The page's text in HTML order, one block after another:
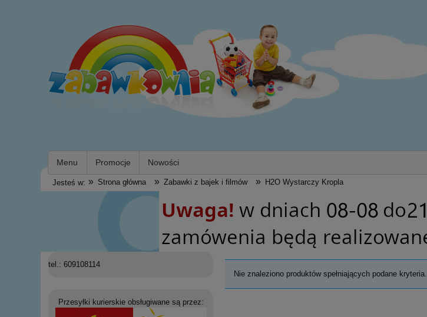
Menu Promocje Nowości
Jesteś w: » Strona główna » Zabawki z bajek i filmów » H2O Wystarczy Kropla
tel.: 609108114
Przesyłki kurierskie obsługiwane są przez:
Nie znaleziono produktów spełniających podane kryteria.